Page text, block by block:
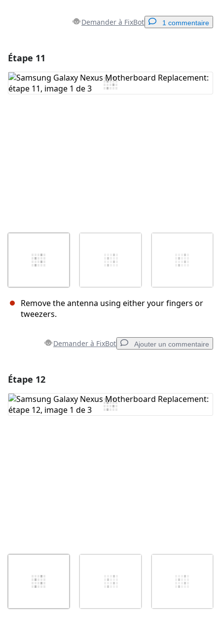
Demander à FixBot 1 commentaire
Ajouter un commentaire
Étape 11
Remove the antenna using either your fingers or
tweezers.
Demander à FixBot Ajouter un commentaire
Ajouter un commentaire
Étape 12